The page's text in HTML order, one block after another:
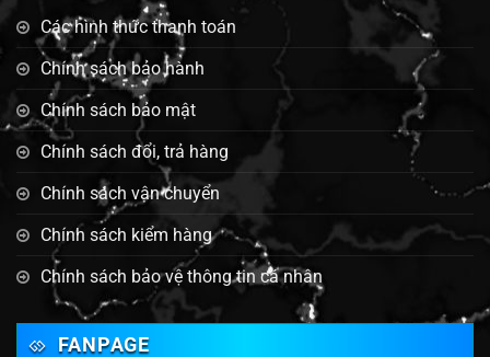
Các hình thức thanh toán
Chính sách bảo hành
Chính sách bảo mật
Chính sách đổi, trả hàng
Chính sách vận chuyển
Chính sách kiểm hàng
Chính sách bảo vệ thông tin cá nhân
FANPAGE